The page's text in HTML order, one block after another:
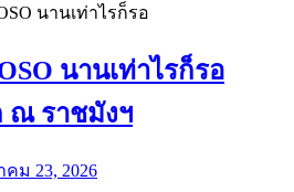
นานเท่าไรก็รอ
ณ ราชมังฯ
ม 23, 2026